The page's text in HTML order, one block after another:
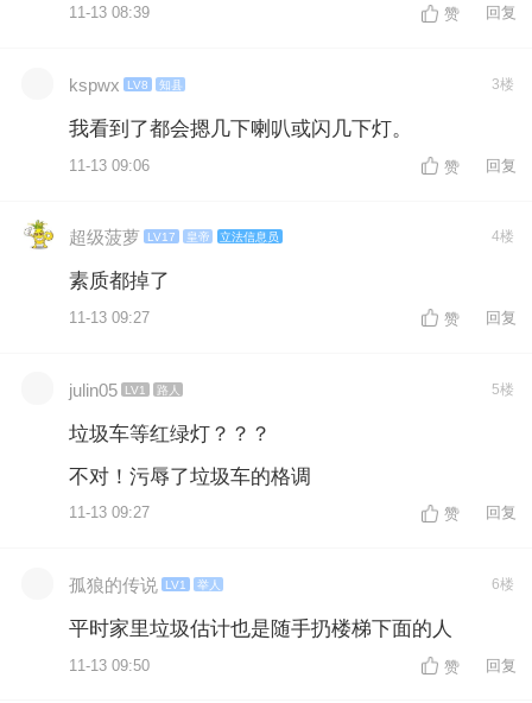
11-13 08:39 赞 回复
kspwx LV8 知县 3楼
我看到了都会摁几下喇叭或闪几下灯。
11-13 09:06 赞 回复
超级菠萝 LV17 皇帝 立法信息员 4楼
素质都掉了
11-13 09:27 赞 回复
julin05 LV1 路人 5楼
垃圾车等红绿灯？？？
不对！污辱了垃圾车的格调
11-13 09:27 赞 回复
孤狼的传说 LV1 举人 6楼
平时家里垃圾估计也是随手扔楼梯下面的人
11-13 09:50 赞 回复